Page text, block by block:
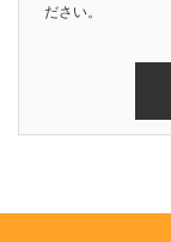
ださい。